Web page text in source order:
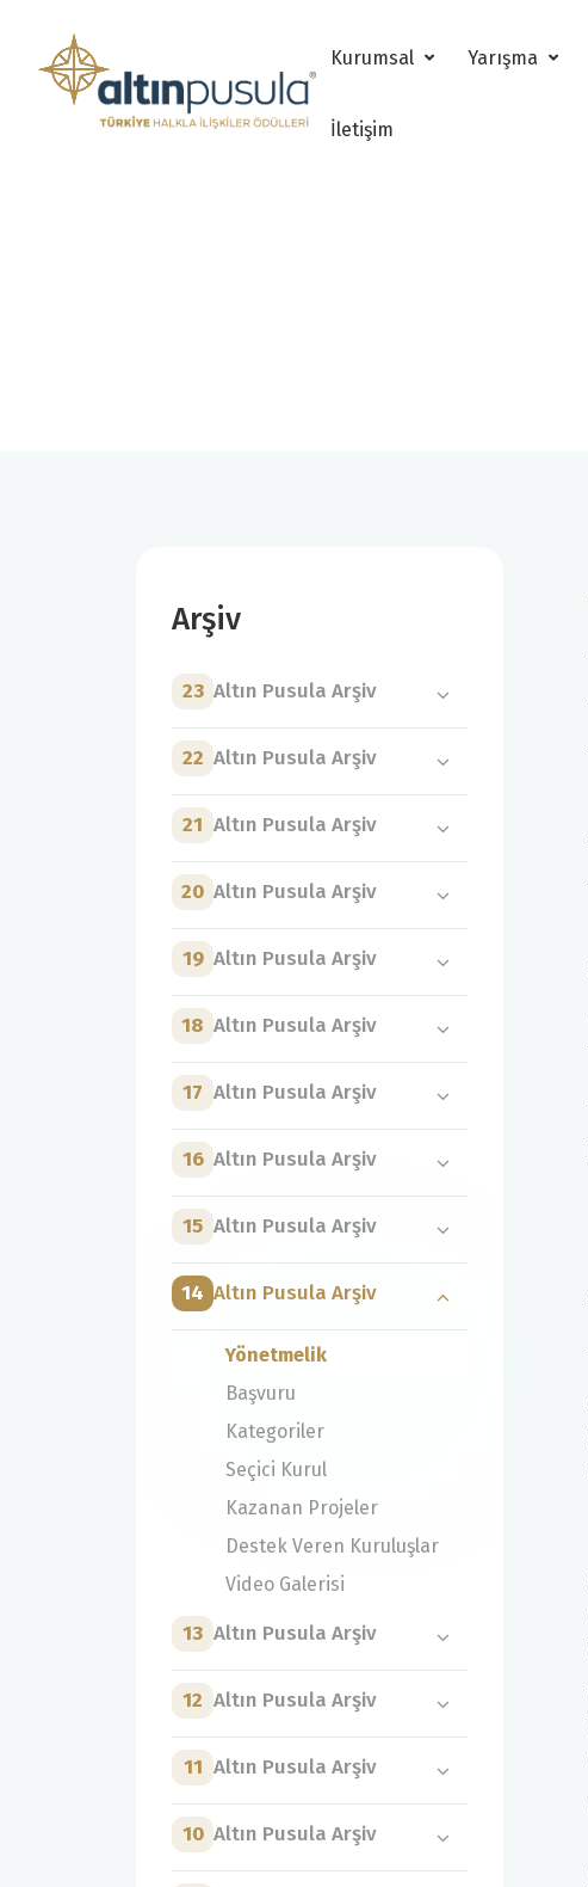
Kurumsal Yarışma
İletişim
Arşiv
23 Altın Pusula Arşiv
22 Altın Pusula Arşiv
21 Altın Pusula Arşiv
20 Altın Pusula Arşiv
19 Altın Pusula Arşiv
18 Altın Pusula Arşiv
17 Altın Pusula Arşiv
16 Altın Pusula Arşiv
15 Altın Pusula Arşiv
14 Altın Pusula Arşiv
Yönetmelik
Başvuru
Kategoriler
Seçici Kurul
Kazanan Projeler
Destek Veren Kuruluşlar
Video Galerisi
13 Altın Pusula Arşiv
12 Altın Pusula Arşiv
11 Altın Pusula Arşiv
10 Altın Pusula Arşiv